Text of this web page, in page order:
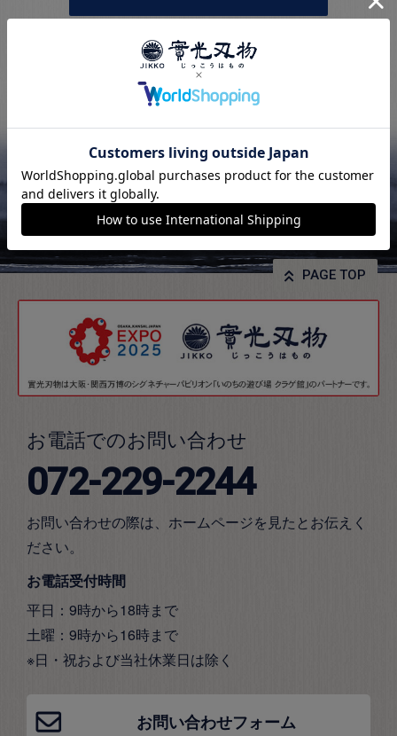
PAGE TOP
お電話でのお問い合わせ
072-229-2244
お問い合わせの際は、ホームページを見たとお伝えく
ださい。
お電話受付時間
平日：9時から18時まで
土曜：9時から16時まで
※日・祝および当社休業日は除く
お問い合わせフォーム